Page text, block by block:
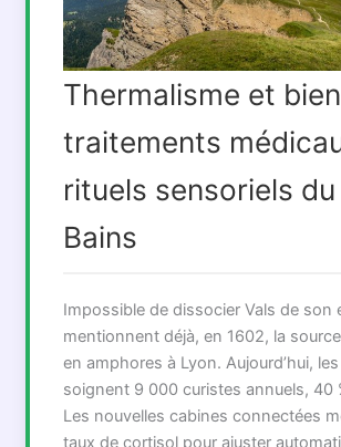
Thermalisme et
traitements
rituels sensoriels
Bains
Impossible de dissocier Vals de son
mentionnent déjà, en 1602, la
en amphores à Lyon. Aujourd’hui, les
soignent 9 000 curistes annuels, 40
Les nouvelles cabines connectées
taux de cortisol pour ajuster